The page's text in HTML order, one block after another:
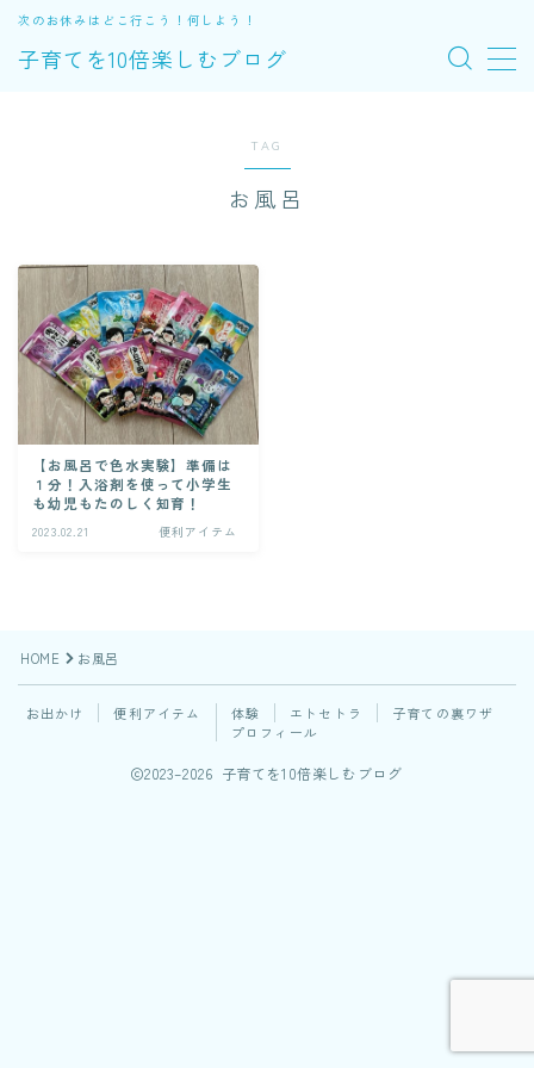
子育てを10倍楽しむブログ
次のお休みはどこ行こう！何しよう！
体験
エトセトラ
子育ての裏ワザ
プロフィール
TAG
お風呂
【お風呂で色水実験】準備は
１分！入浴剤を使って小学生
も幼児もたのしく知育！
2023.02.21 便利アイテム
HOME お風呂
お出かけ 便利アイテム 体験 エトセトラ
子育ての裏ワザ
プロフィール
2023–2026 子育てを10倍楽しむブログ